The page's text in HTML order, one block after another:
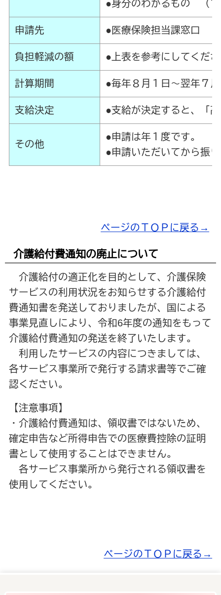
●身分のわかるもの （
申請先 ●医療保険担当課窓口
負担軽減の額 ●上表を参考にしてくだ
計算期間 ●毎年８月１日～翌年７
支給決定 ●支給が決定すると、「
その他
●申請は年１度です。
●申請いただいてから振
ページのＴＯＰに戻る→
介護給付費通知の廃止について
介護給付の適正化を目的として、介護保険
サービスの利用状況をお知らせする介護給付
費通知書を発送しておりましたが、国による
事業見直しにより、令和6年度の通知をもって
介護給付費通知の発送を終了いたします。
利用したサービスの内容につきましては、
各サービス事業所で発行する請求書等でご確
認ください。
【注意事項】
・介護給付費通知は、領収書ではないため、
確定申告など所得申告での医療費控除の証明
書として使用することはできません。
各サービス事業所から発行される領収書を
使用してください。
ページのＴＯＰに戻る→